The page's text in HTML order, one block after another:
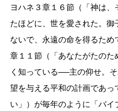
ヨハネ３章１６節（「神は
たほどに、世を愛された。
ないで、永遠の命を得るため
章１１節（「あなたがたのた
く知っている──主の仰せ。
望を与える平和の計画であっ
い」）が毎年のように「バイ